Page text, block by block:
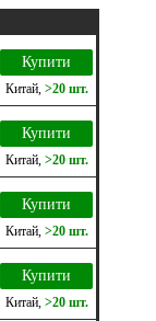
Купити
Китай, >20 шт.
Купити
Китай, >20 шт.
Купити
Китай, >20 шт.
Купити
Китай, >20 шт.